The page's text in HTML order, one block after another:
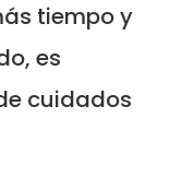
tiempo y
es
cuidados